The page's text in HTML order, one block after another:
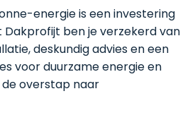
energie is een investering
Dakprofijt ben je verzekerd van
deskundig advies en een
voor duurzame energie en
overstap naar